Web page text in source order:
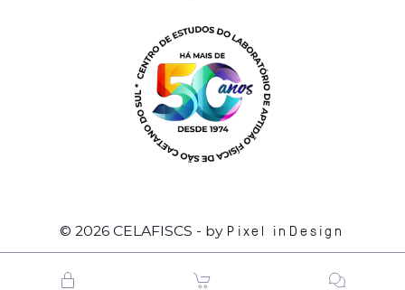
© 2026 CELAFISCS - by Pixel inDesign